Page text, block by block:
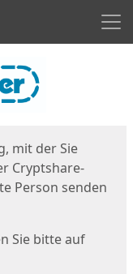
mit der Sie
Cryptshare-
Person senden
Sie bitte auf